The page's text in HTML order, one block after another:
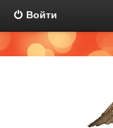
Войти